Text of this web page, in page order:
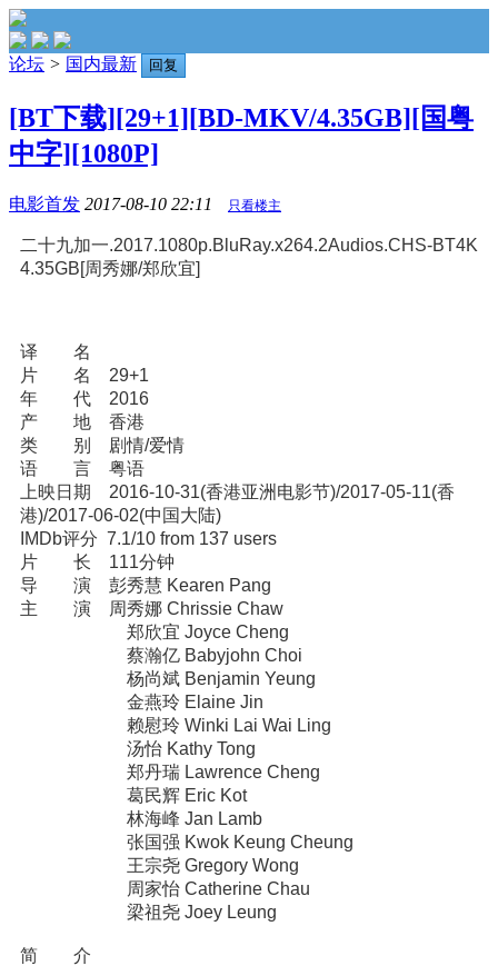
论坛 > 国内最新 回复
[BT下载][29+1][BD-MKV/4.35GB][国粤
中字][1080P]
电影首发 2017-08-10 22:11 只看楼主
二十九加一.2017.1080p.BluRay.x264.2Audios.CHS-BT4K
4.35GB[周秀娜/郑欣宜]
译 名
片 名 29+1
年 代 2016
产 地 香港
类 别 剧情/爱情
语 言 粤语
上映日期 2016-10-31(香港亚洲电影节)/2017-05-11(香
港)/2017-06-02(中国大陆)
IMDb评分 7.1/10 from 137 users
片 长 111分钟
导 演 彭秀慧 Kearen Pang
主 演 周秀娜 Chrissie Chaw
郑欣宜 Joyce Cheng
蔡瀚亿 Babyjohn Choi
杨尚斌 Benjamin Yeung
金燕玲 Elaine Jin
赖慰玲 Winki Lai Wai Ling
汤怡 Kathy Tong
郑丹瑞 Lawrence Cheng
葛民辉 Eric Kot
林海峰 Jan Lamb
张国强 Kwok Keung Cheung
王宗尧 Gregory Wong
周家怡 Catherine Chau
梁祖尧 Joey Leung
简 介